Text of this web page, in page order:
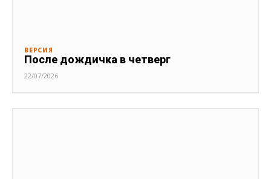
ВЕРСИЯ
После дождичка в четверг
22/07/2026